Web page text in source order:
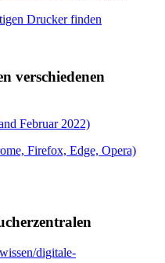
Drucker finden
verschiedenen
Februar 2022)
Firefox, Edge, Opera)
digitale-